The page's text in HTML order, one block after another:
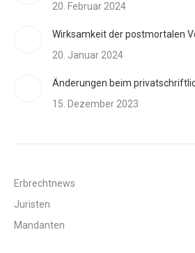
20. Februar 2024
Wirksamkeit der postmortalen
20. Januar 2024
Änderungen beim
15. Dezember 2023
Erbrechtnews
Juristen
Mandanten